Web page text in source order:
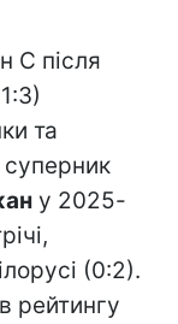
C після
та
у 2025-
(0:2).
рейтингу